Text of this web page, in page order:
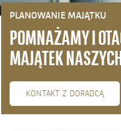
PLANOWANIE MAJĄTKU
POMNAŻAMY I
MAJĄTEK
KONTAKT Z DORADCĄ